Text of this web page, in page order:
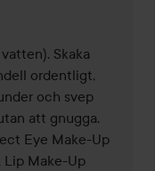
Skaka
ordentligt,
och svep
att gnugga.
Eye Make-Up
Lip Make-Up